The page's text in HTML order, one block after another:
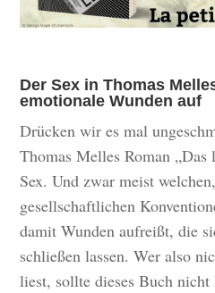
Der Sex in Thomas
emotionale Wunden auf
Drücken wir es mal
Thomas Melles Roman
Sex. Und zwar meist
gesellschaftlichen
damit Wunden aufreißt, die
schließen lassen. Wer also
liest, sollte dieses Buch